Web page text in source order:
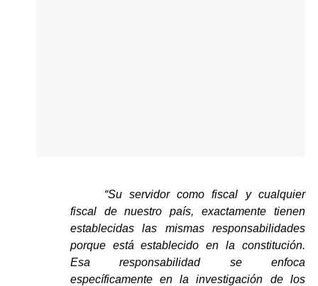
“Su servidor como fiscal y cualquier
fiscal de nuestro país, exactamente tienen
establecidas las mismas responsabilidades
porque está establecido en la constitución.
Esa responsabilidad se enfoca
específicamente en la investigación de los